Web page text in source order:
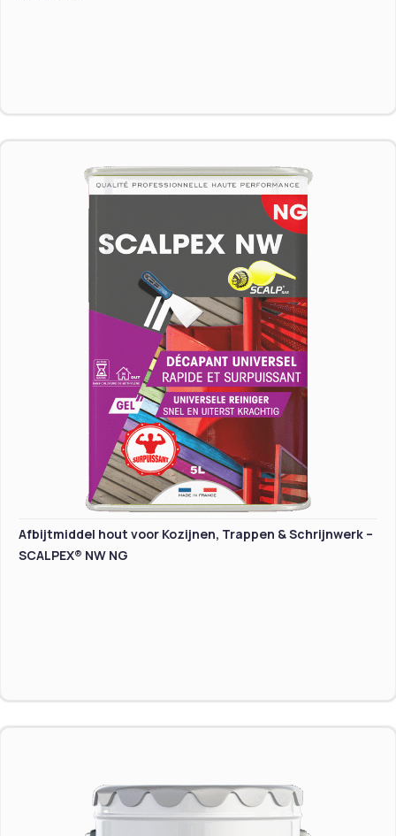
Afbijtmiddel hout voor Kozijnen, Trappen & Schrijnwerk –
SCALPEX® NW NG